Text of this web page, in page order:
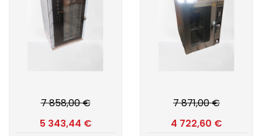
7 858,00 €
5 343,44 €
7 871,00 €
4 722,60 €